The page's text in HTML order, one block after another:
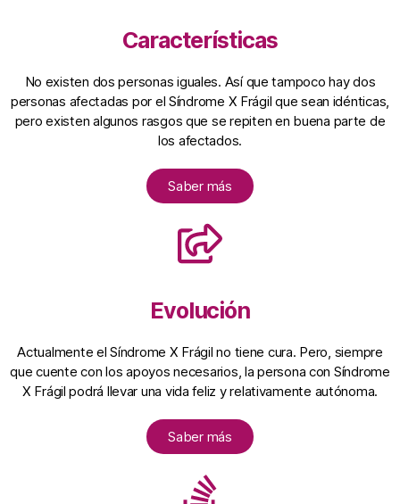
Características
No existen dos personas iguales. Así que tampoco hay dos
personas afectadas por el Síndrome X Frágil que sean idénticas,
pero existen algunos rasgos que se repiten en buena parte de
los afectados.
Saber más
Evolución
Actualmente el Síndrome X Frágil no tiene cura. Pero, siempre
que cuente con los apoyos necesarios, la persona con Síndrome
X Frágil podrá llevar una vida feliz y relativamente autónoma.
Saber más